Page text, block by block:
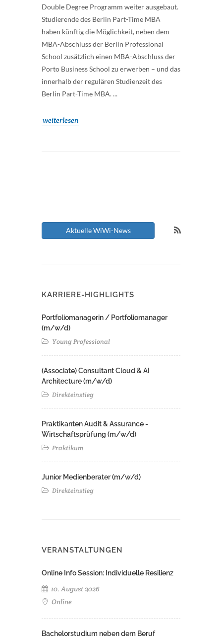
Double Degree Programm weiter ausgebaut.
Studierende des Berlin Part-Time MBA
haben künftig die Möglichkeit, neben dem
MBA-Abschluss der Berlin Professional
School zusätzlich einen MBA-Abschluss der
Porto Business School zu erwerben – und das
innerhalb der regulären Studienzeit des
Berlin Part-Time MBA. ...
weiterlesen
Aktuelle WiWi-News
KARRIERE-HIGHLIGHTS
Portfoliomanagerin / Portfoliomanager
(m/w/d)
Young Professional
(Associate) Consultant Cloud & AI
Architecture (m/w/d)​ ​
Direkteinstieg
Praktikanten Audit & Assurance -
Wirtschaftsprüfung (m/w/d)
Praktikum
Junior Medienberater (m/w/d)
Direkteinstieg
VERANSTALTUNGEN
Online Info Session: Individuelle Resilienz
10. August 2026
Online
Bachelorstudium neben dem Beruf